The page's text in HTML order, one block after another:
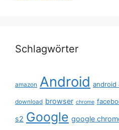
Schlagwörter
amazon Android android
download browser chrome
s2 Google google